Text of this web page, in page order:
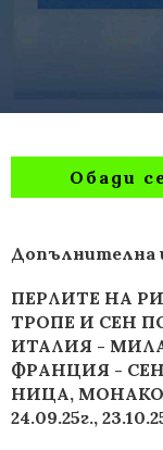
Обади
Допълнителна
ПЕРЛИТЕ НА
ТРОПЕ И СЕН
ИТАЛИЯ -
ФРАНЦИЯ - СЕН
НИЦА,
24.09.25г.,